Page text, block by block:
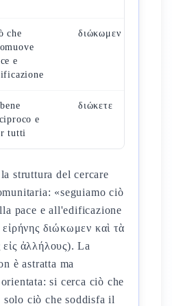
che
e
διώκωμεν
e
tutti
διώκετε
struttura del cercare
«seguiamo ciò
pace e all'edificazione
διώκωμεν καὶ τὰ
εἰς ἀλλήλους). La
è astratta ma
si cerca ciò che
ciò che soddisfa il